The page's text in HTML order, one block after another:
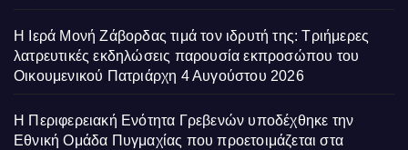
Η Ιερά Μονή Ζάβορδας τιμά τον ιδρυτή της: Τριήμερες
λατρευτικές εκδηλώσεις παρουσία εκπροσώπου του
Οικουμενικού Πατριάρχη 4 Αυγούστου 2026
Η Περιφερειακή Ενότητα Γρεβενών υποδέχθηκε την
Εθνική Ομάδα Πυγμαχίας που προετοιμάζεται στα